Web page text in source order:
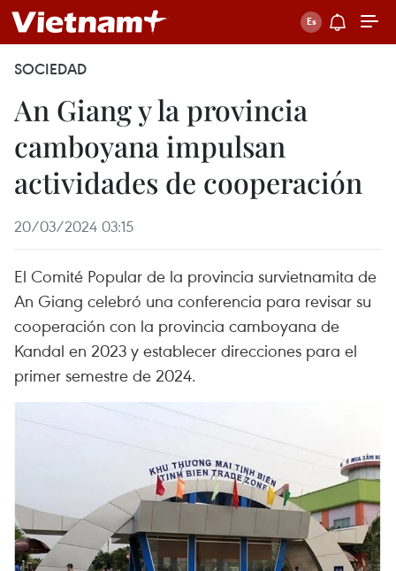
SOCIEDAD
An Giang y la provincia
camboyana impulsan
actividades de cooperación
20/03/2024 03:15
El Comité Popular de la provincia survietnamita de
An Giang celebró una conferencia para revisar su
cooperación con la provincia camboyana de
Kandal en 2023 y establecer direcciones para el
primer semestre de 2024.